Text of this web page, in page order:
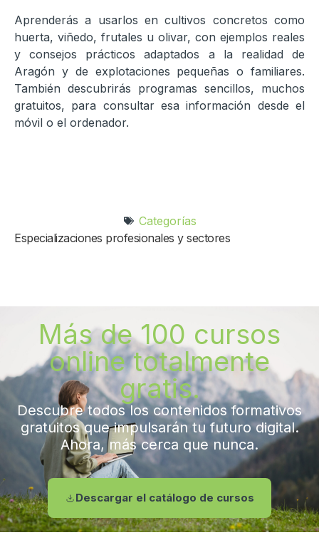
Aprenderás a usarlos en cultivos concretos como
huerta, viñedo, frutales u olivar, con ejemplos reales
y consejos prácticos adaptados a la realidad de
Aragón y de explotaciones pequeñas o familiares.
También descubrirás programas sencillos, muchos
gratuitos, para consultar esa información desde el
móvil o el ordenador.
Categorías
Especializaciones profesionales y sectores
Más de 100 cursos
online totalmente
gratis.
Descubre todos los contenidos formativos
gratuitos que impulsarán tu futuro digital.
Ahora, más cerca que nunca.
Descargar el catálogo de cursos